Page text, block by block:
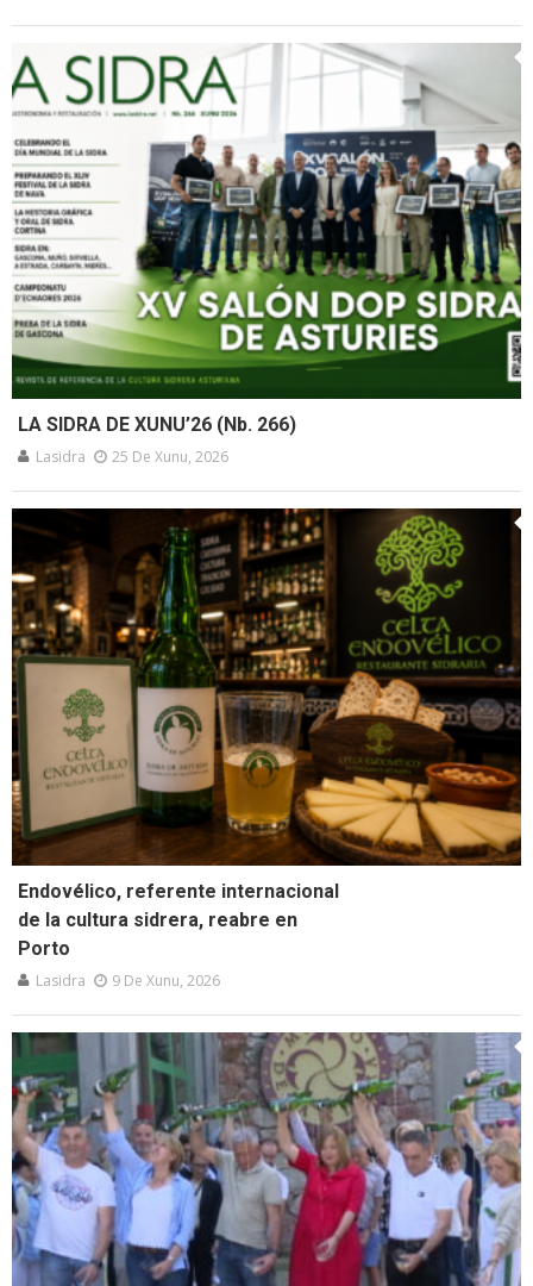
LA SIDRA DE XUNU’26 (Nb. 266)
Lasidra 25 De Xunu, 2026
Endovélico, referente internacional
de la cultura sidrera, reabre en
Porto
Lasidra 9 De Xunu, 2026